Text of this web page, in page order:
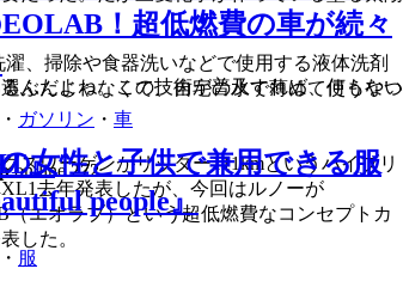
on line272
んだよね。この技術が普及すれば、何もない
、掃除や食器洗いなどで使用する液体洗剤
ぶんじゃなくて、自宅の水で薄めて使うやつ
！超低燃費の車が続々
・ ガソリン ・ 車
スワーゲンがリッター111kmというハイブリ
去年発表したが、今回はルノーが
（エオラブ）という超低燃費なコンセプトカ
した。
女性と子供で兼用できる服
people』
・ 服
』